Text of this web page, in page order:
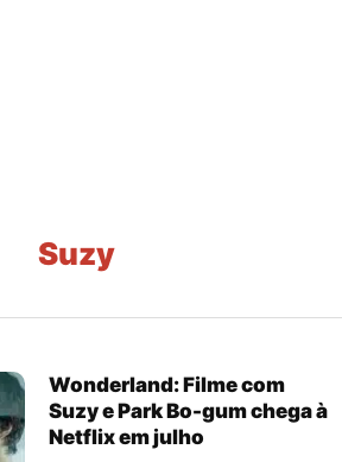
Suzy
Wonderland: Filme com
Suzy e Park Bo-gum chega à
Netflix em julho